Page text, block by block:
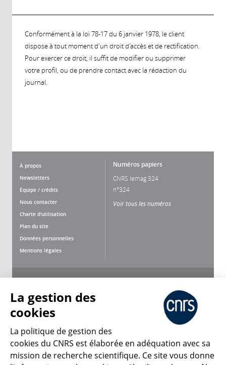
Conformément à la loi 78-17 du 6 janvier 1978, le client
dispose à tout moment d'un droit d'accès et de rectification.
Pour exercer ce droit, il suffit de modifier ou supprimer
votre profil, ou de prendre contact avec la rédaction du
journal.
À propos
Newsletters
Équipe / crédits
Nous contacter
Charte d'utilisation
Plan du site
Données personnelles
Mentions légales
Numéros papiers
CNRS lemag 324
n°324
Voir tous les numéros
CNRS Le Mag
La gestion des
cookies
La politique de gestion des
cookies du CNRS est élaborée en adéquation avec sa
mission de recherche scientifique. Ce site vous donne